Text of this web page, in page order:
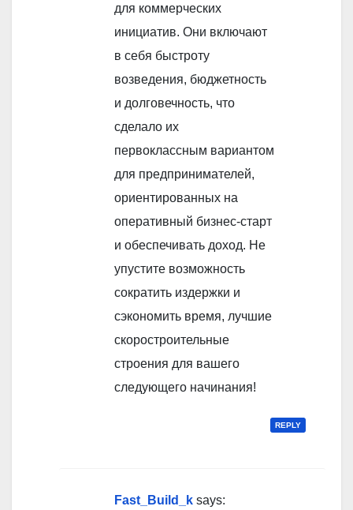
для коммерческих
инициатив. Они включают
в себя быстроту
возведения, бюджетность
и долговечность, что
сделало их
первоклассным вариантом
для предпринимателей,
ориентированных на
оперативный бизнес-старт
и обеспечивать доход. Не
упустите возможность
сократить издержки и
сэкономить время, лучшие
скоростроительные
строения для вашего
следующего начинания!
REPLY
Fast_Build_k says: